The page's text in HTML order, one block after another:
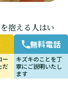
ー
だ
無料電話
キズキのことを丁
寧にご説明いたし
抱える人はい
ことが多くな